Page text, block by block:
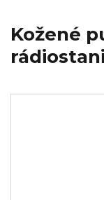
Kožené